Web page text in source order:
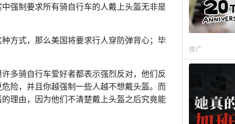
强制要求所有骑自行车的人戴上头盔无非是
方式，那么美国将要求行人穿防弹背心；毕
多骑自行车爱好者都表示强烈反对，他们反
险，并且你越强制一些人越不想戴头盔。而
理由，因为他们不清楚戴上头盔之后究竟能
推广